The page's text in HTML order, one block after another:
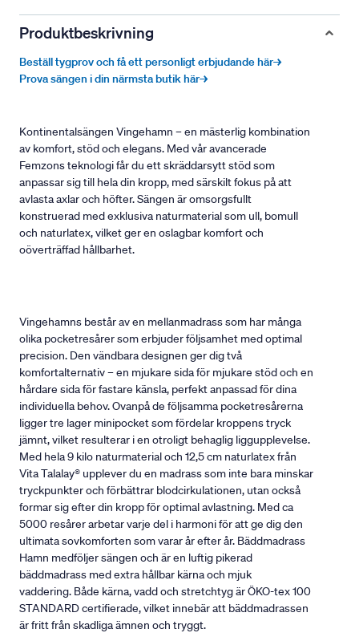
Produktbeskrivning
Beställ tygprov och få ett personligt erbjudande här→
Prova sängen i din närmsta butik här→
Kontinentalsängen Vingehamn – en mästerlig kombination
av komfort, stöd och elegans. Med vår avancerade
Femzons teknologi får du ett skräddarsytt stöd som
anpassar sig till hela din kropp, med särskilt fokus på att
avlasta axlar och höfter. Sängen är omsorgsfullt
konstruerad med exklusiva naturmaterial som ull, bomull
och naturlatex, vilket ger en oslagbar komfort och
oöverträffad hållbarhet.
Vingehamns består av en mellanmadrass som har många
olika pocketresårer som erbjuder följsamhet med optimal
precision. Den vändbara designen ger dig två
komfortalternativ – en mjukare sida för mjukare stöd och en
hårdare sida för fastare känsla, perfekt anpassad för dina
individuella behov. Ovanpå de följsamma pocketresårerna
ligger tre lager minipocket som fördelar kroppens tryck
jämnt, vilket resulterar i en otroligt behaglig liggupplevelse.
Med hela 9 kilo naturmaterial och 12,5 cm naturlatex från
Vita Talalay® upplever du en madrass som inte bara minskar
tryckpunkter och förbättrar blodcirkulationen, utan också
formar sig efter din kropp för optimal avlastning. Med ca
5000 resårer arbetar varje del i harmoni för att ge dig den
ultimata sovkomforten som varar år efter år. Bäddmadrass
Hamn medföljer sängen och är en luftig pikerad
bäddmadrass med extra hållbar kärna och mjuk
vaddering. Både kärna, vadd och stretchtyg är ÖKO-tex 100
STANDARD certifierade, vilket innebär att bäddmadrassen
är fritt från skadliga ämnen och tryggt.